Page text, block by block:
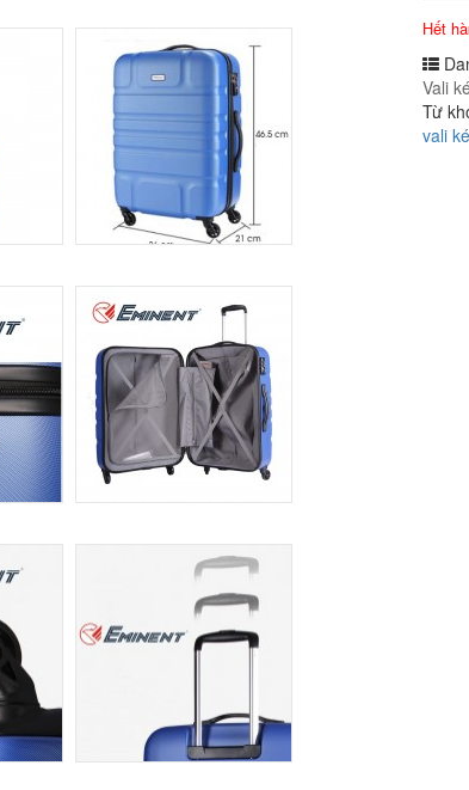
Hết
Vali
Từ
vali